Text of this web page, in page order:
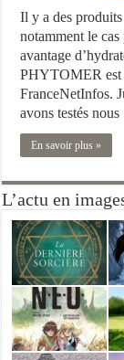
Il y a des produits
notamment le
avantage
PHYTOMER est
FranceNetInfos.
avons testés
En savoir plus »
L’actu en